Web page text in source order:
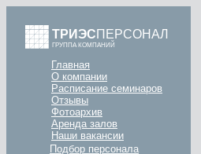
ТРИЭСПЕРСОНАЛ
ГРУППА КОМПАНИЙ
Главная
О компании
Расписание семинаров
Отзывы
Фотоархив
Аренда залов
Наши вакансии
Подбор персонала